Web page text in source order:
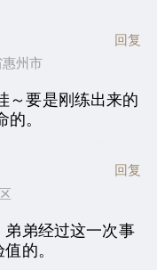
州市
回复
～要是刚练出来的
。
回复
弟经过这一次事
的。